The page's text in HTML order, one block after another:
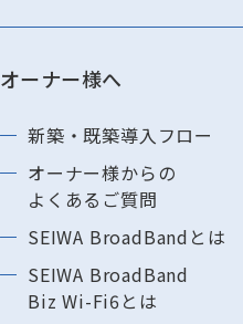
オーナー様へ
新築・既築導⼊フロー
オーナー様からの
よくあるご質問
SEIWA BroadBandとは
SEIWA BroadBand
Biz Wi-Fi6とは